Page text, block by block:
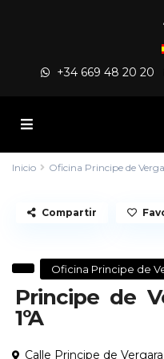
+34 669 48 20 20
Inicio Oficina Principe de
Oficina Principe de
Principe de
1ºA
Calle Principe de Vergara
Compartir